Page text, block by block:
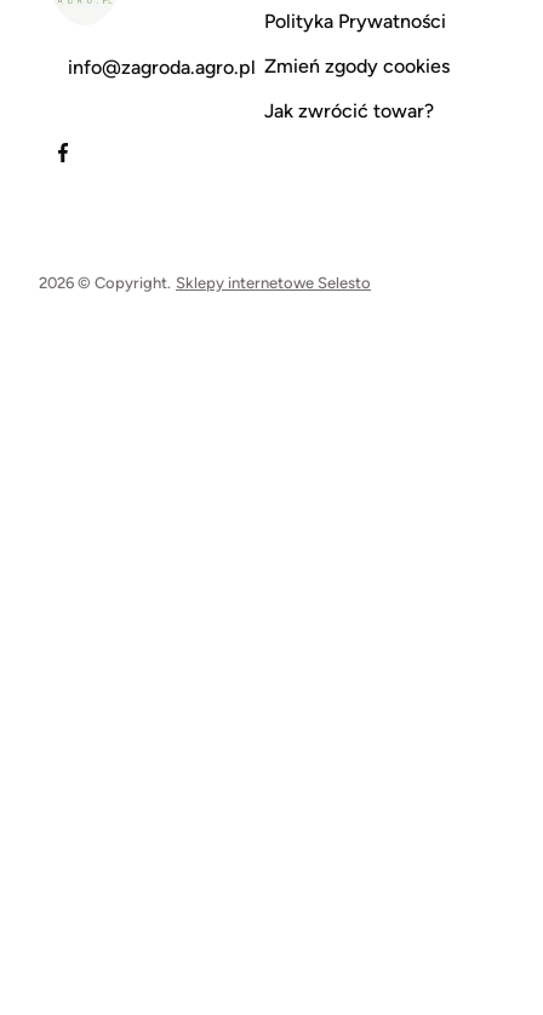
info@zagroda.agro.pl
Polityka Prywatności
Zmień zgody cookies
Jak zwrócić towar?
2026 © Copyright. Sklepy internetowe Selesto